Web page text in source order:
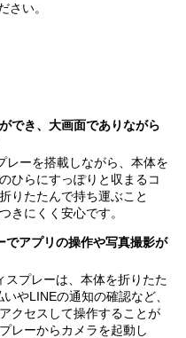
さい。
でき、大画面でありながら
レーを搭載しながら、本体を
ひらにすっぽりと収まるコ
りたたんで持ち運ぶこと
きにくく安心です。
でアプリの操作や写真撮影が
プレーは、本体を折りたた
やLINEの通知の確認など、
クセスして操作することが
レーからカメラを起動し